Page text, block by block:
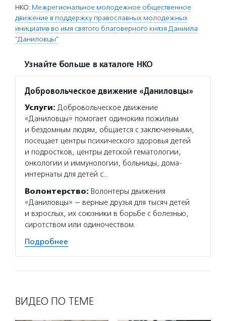
НКО: Межрегиональное молодежное общественное
движение в поддержку православных молодежных
инициатив во имя святого благоверного князя Даниила
"Даниловцы"
Узнайте больше в каталоге НКО
Добровольческое движение «Даниловцы»
Услуги: Добровольческое движение
«Даниловцы» помогает одиноким пожилым
и бездомным людям, общается с заключенными,
посещает центры психического здоровья детей
и подростков, центры детской гематологии,
онкологии и иммунологии, больницы, дома-
интернаты для детей с…
Волонтерство: Волонтеры движения
«Даниловцы» — верные друзья для тысяч детей
и взрослых, их союзники в борьбе с болезнью,
сиротством или одиночеством.
Подробнее
ВИДЕО ПО ТЕМЕ